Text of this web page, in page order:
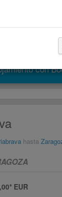
con
hasta
EUR